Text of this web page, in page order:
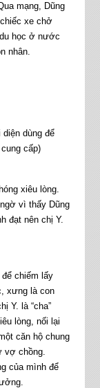
mạng, Dũng
xe chở
học ở nước
nhân.
dùng để
cấp)
xiêu lòng.
vì thấy Dũng
đạt nên chị Y.
chiếm lấy
xưng là con
Y. là “cha”
lòng, nối lại
căn hộ chung
vợ chồng.
của mình để